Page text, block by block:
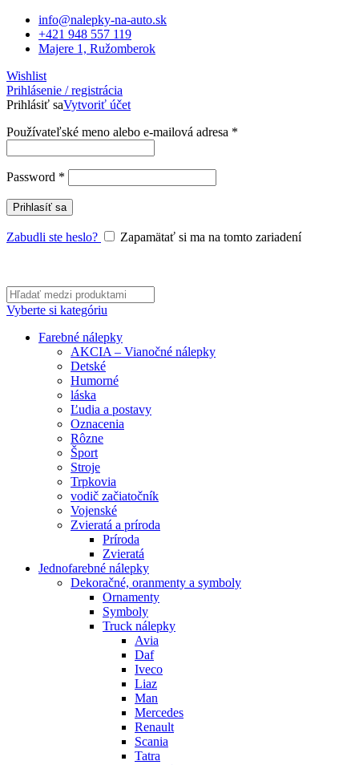
info@nalepky-na-auto.sk
+421 948 557 119
Majere 1, Ružomberok
Wishlist
Prihlásenie / registrácia
Prihlásiť saVytvoriť účet
Používateľské meno alebo e-mailová adresa *
Password *
Prihlasíť sa
Zabudli ste heslo? Zapamätať si ma na tomto zariadení
Vyberte si kategóriu
Farebné nálepky
AKCIA – Vianočné nálepky
Detské
Humorné
láska
Ľudia a postavy
Oznacenia
Rôzne
Šport
Stroje
Trpkovia
vodič začiatočník
Vojenské
Zvieratá a príroda
Príroda
Zvieratá
Jednofarebné nálepky
Dekoračné, oranmenty a symboly
Ornamenty
Symboly
Truck nálepky
Avia
Daf
Iveco
Liaz
Man
Mercedes
Renault
Scania
Tatra